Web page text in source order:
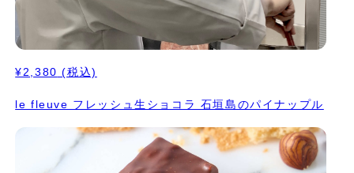
¥2,380 (税込)
le fleuve フレッシュ生ショコラ 石垣島のパイナップル